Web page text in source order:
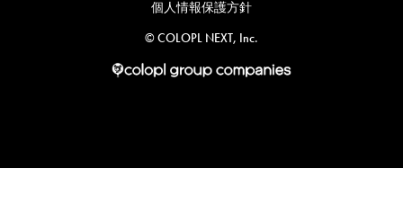
個人情報保護方針
©︎ COLOPL NEXT, Inc.